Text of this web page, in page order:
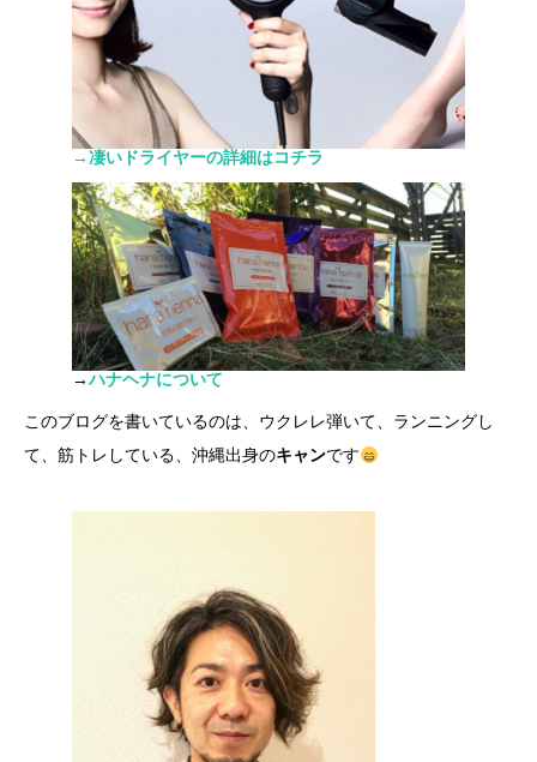
→凄いドライヤーの詳細はコチラ
→ハナヘナについて
このブログを書いているのは、ウクレレ弾いて、ランニングし
て、筋トレしている、沖縄出身のキャンです